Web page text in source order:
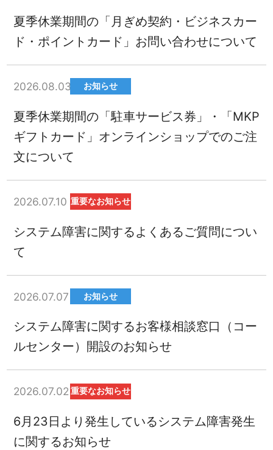
夏季休業期間の「月ぎめ契約・ビジネスカー
ド・ポイントカード」お問い合わせについて
2026.08.03 お知らせ
夏季休業期間の「駐車サービス券」・「MKP
ギフトカード」オンラインショップでのご注
文について
2026.07.10 重要なお知らせ
システム障害に関するよくあるご質問につい
て
2026.07.07 お知らせ
システム障害に関するお客様相談窓口（コー
ルセンター）開設のお知らせ
2026.07.02 重要なお知らせ
6月23日より発生しているシステム障害発生
に関するお知らせ